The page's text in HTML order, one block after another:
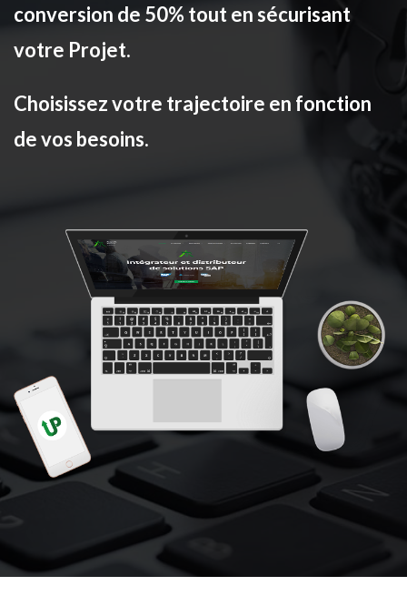
conversion de 50% tout en sécurisant
votre Projet.
Choisissez votre trajectoire en fonction
de vos besoins.